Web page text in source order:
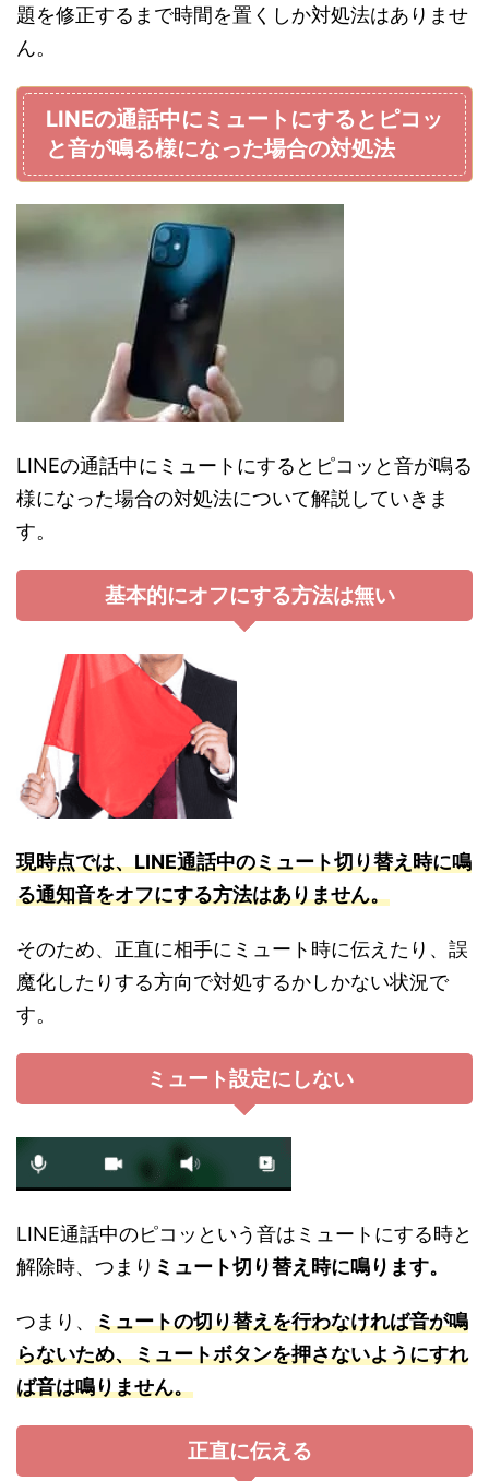
題を修正するまで時間を置くしか対処法はありませ
ん。
LINEの通話中にミュートにするとピコッ
と音が鳴る様になった場合の対処法
LINEの通話中にミュートにするとピコッと音が鳴る
様になった場合の対処法について解説していきま
す。
基本的にオフにする方法は無い
現時点では、LINE通話中のミュート切り替え時に鳴
る通知音をオフにする方法はありません。
そのため、正直に相手にミュート時に伝えたり、誤
魔化したりする方向で対処するかしかない状況で
す。
ミュート設定にしない
LINE通話中のピコッという音はミュートにする時と
解除時、つまり ミュート切り替え時に鳴ります。
つまり、 ミュートの切り替えを行わなければ音が鳴
らないため、ミュートボタンを押さないようにすれ
ば音は鳴りません。
正直に伝える